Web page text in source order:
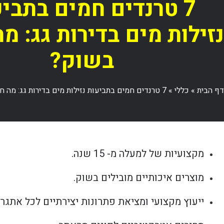
7 טרנדים חמים
נזילות מים בדירות גג:
בשוק?
דף הבית» כללי » 7 טרנדים חמים בתביעות נזילות מים בדירות גג: מה חדש בשוק?
מקצועיות של למעלה מ- 15 שנה.
מוצרים איכותיים מובילים בשוק.
ייעוץ מקצועי ומציאת פתרונות יצירתיים לכל